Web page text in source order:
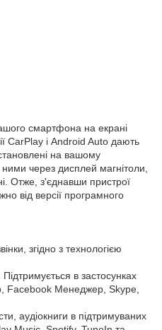
смартфона на екрані
CarPlay і Android Auto дають
на вашому
через дисплей магнітоли,
Отже, з'єднавши пристрої
від версії програмного
згідно з технологією
в застосунках
Facebook Менеджер, Skype,
аудіокниги в підтримуваних